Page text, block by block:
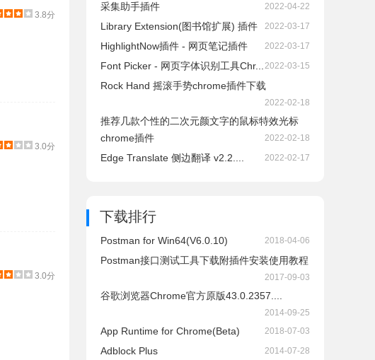
3.8分
3.0分
3.0分
采集助手插件 2022-04-22
Library Extension(图书馆扩展) 插件 2022-03-17
HighlightNow插件 - 网页笔记插件 2022-03-17
Font Picker - 网页字体识别工具Chr... 2022-03-15
Rock Hand 摇滚手势chrome插件下载
2022-02-18
推荐几款个性的二次元颜文字的鼠标特效光标
chrome插件
2022-02-18
Edge Translate 侧边翻译 v2.2.... 2022-02-17
下载排行
Postman for Win64(V6.0.10) 2018-04-06
Postman接口测试工具下载附插件安装使用教程
2017-09-03
谷歌浏览器Chrome官方原版43.0.2357....
2014-09-25
App Runtime for Chrome(Beta) 2018-07-03
Adblock Plus 2014-07-28